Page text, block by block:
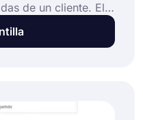
de un cliente. El
información
nombre y la
negocio.